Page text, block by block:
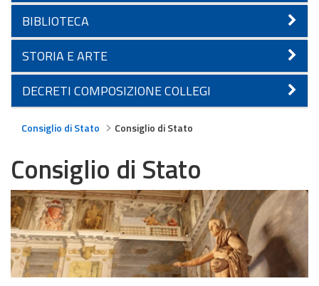
BIBLIOTECA
STORIA E ARTE
DECRETI COMPOSIZIONE COLLEGI
Consiglio di Stato Consiglio di Stato
Consiglio di Stato